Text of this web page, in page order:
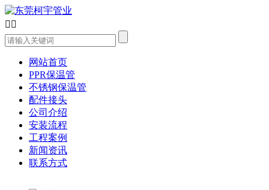
 
网站首页
PPR保温管
不锈钢保温管
配件接头
公司介绍
安装流程
工程案例
新闻资讯
联系方式